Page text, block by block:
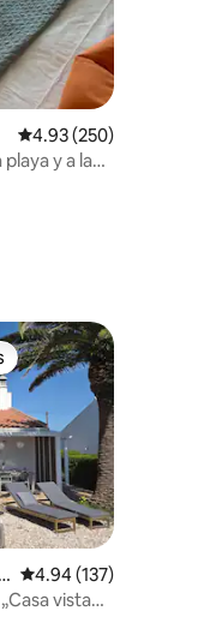
Calificación promedio:
4.93 (250)
y a la
Calificación promedio:
4.94 (137)
vista